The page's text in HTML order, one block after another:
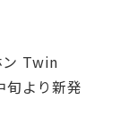
ン Twin
より新発